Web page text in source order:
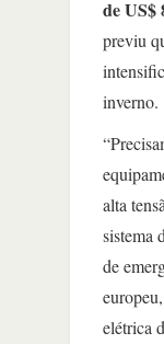
de US$
previu
inverno.
alta
sistema
de
elétrica